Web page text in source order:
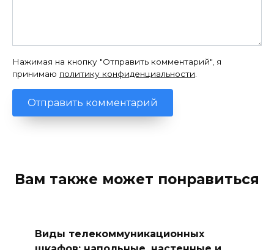
Нажимая на кнопку "Отправить комментарий", я
принимаю политику конфиденциальности
Вам также может понравиться
Виды телекоммуникационных